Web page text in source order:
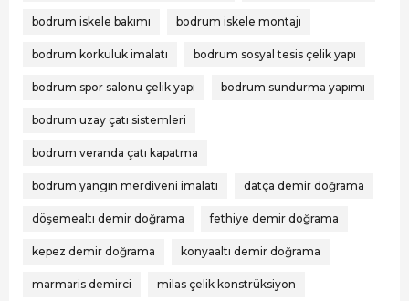
bodrum iskele bakımı bodrum iskele montajı
bodrum korkuluk imalatı bodrum sosyal tesis çelik yapı
bodrum spor salonu çelik yapı bodrum sundurma yapımı
bodrum uzay çatı sistemleri
bodrum veranda çatı kapatma
bodrum yangın merdiveni imalatı datça demir doğrama
döşemealtı demir doğrama fethiye demir doğrama
kepez demir doğrama konyaaltı demir doğrama
marmaris demirci milas çelik konstrüksiyon